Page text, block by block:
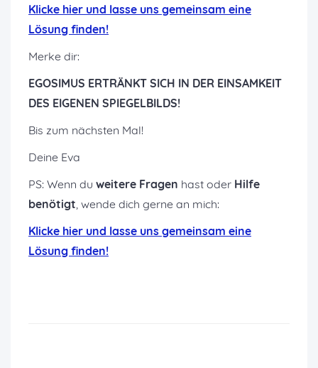
Klicke hier und lasse uns gemeinsam eine
Lösung finden!
Merke dir:
EGOSIMUS ERTRÄNKT SICH IN DER EINSAMKEIT
DES EIGENEN SPIEGELBILDS!
Bis zum nächsten Mal!
Deine Eva
PS: Wenn du weitere Fragen hast oder Hilfe
benötigt , wende dich gerne an mich:
Klicke hier und lasse uns gemeinsam eine
Lösung finden!